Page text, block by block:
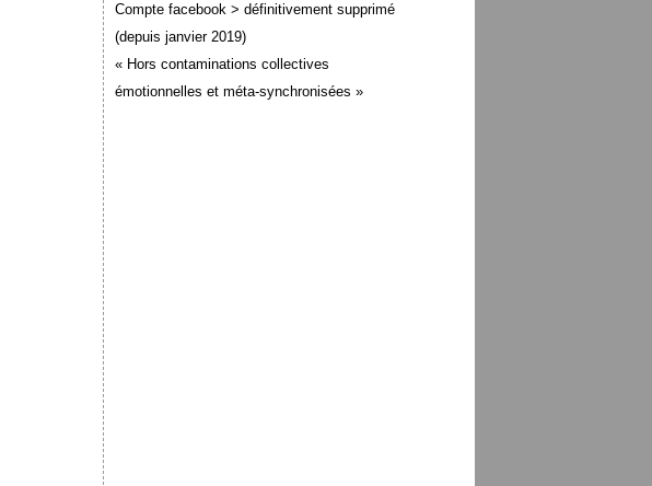
Compte facebook > définitivement supprimé
(depuis janvier 2019)
« Hors contaminations collectives
émotionnelles et méta-synchronisées »